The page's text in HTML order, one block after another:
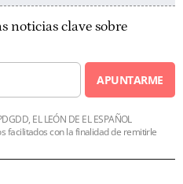
noticias clave sobre
APUNTARME
EL LEÓN DE EL ESPAÑOL
facilitados con la finalidad de remitirle